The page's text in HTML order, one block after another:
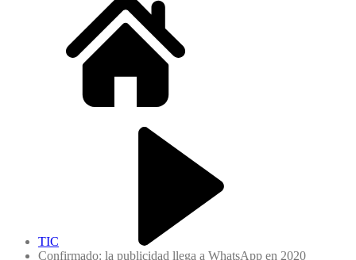
TIC
Confirmado: la publicidad llega a WhatsApp en 2020